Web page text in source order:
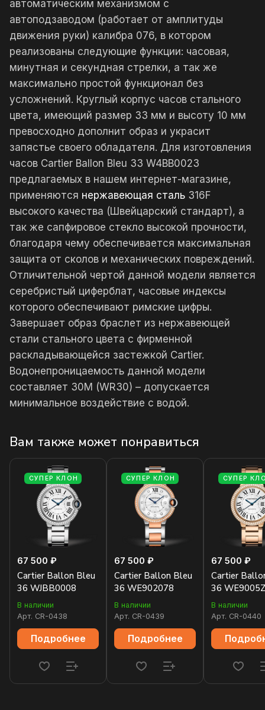
автоматическим механизмом с
автоподзаводом (работает от амплитуды
движения руки) калибра 076, в котором
реализованы следующие функции: часовая,
минутная и секундная стрелки, а так же
максимально простой функционал без
усложнений. Круглый корпус часов стального
цвета, имеющий размер 33 мм и высоту 10 мм
превосходно дополнит образ и украсит
запястье своего обладателя. Для изготовления
часов Cartier Ballon Bleu 33 W4BB0023
предлагаемых в нашем интернет-магазине,
применяются нержавеющая сталь 316F
высокого качества (Швейцарский стандарт), а
так же сапфировое стекло высокой прочности,
благодаря чему обеспечивается максимальная
защита от сколов и механических повреждений.
Отличительной чертой данной модели является
серебристый циферблат, часовые индексы
которого обеспечивают римские цифры.
Завершает образ браслет из нержавеющей
стали стального цвета с фирменной
раскладывающейся застежкой Cartier.
Водонепроницаемость данной модели
составляет 30М (WR30) – допускается
минимальное воздействие с водой.
Вам также может понравиться
СУПЕР КЛОН
67 500 ₽
Cartier Ballon Bleu
36 WJBB0008
В наличии
Арт. CR-0438
Подробнее
СУПЕР КЛОН
67 500 ₽
Cartier Ballon Bleu
36 WE902078
В наличии
Арт. CR-0439
Подробнее
СУПЕР
67 500 ₽
Cartier
36
В наличии
Арт. CR-0440